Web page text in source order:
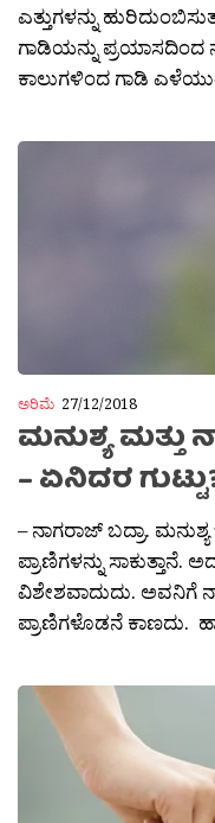
ಎತ್ತುಗಳನ್ನು
ಗಾಡಿಯನ್ನು ಪ್ರಯಾಸದಿಂದ
ಕಾಲುಗಳಿಂದ ಗಾಡಿ
ಅರಿಮೆ 27/12/2018
ಮನುಶ್ಯ
– ಏನಿದರ
– ನಾಗರಾಜ್ ಬದ್ರಾ.
ಪ್ರಾಣಿಗಳನ್ನು
ವಿಶೇಶವಾದುದು. ಅವನಿಗೆ
ಪ್ರಾಣಿಗಳೊಡನೆ ಕಾಣದು.